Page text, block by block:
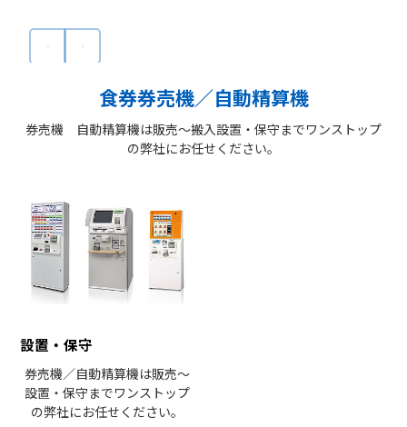
食券券売機／自動精算機
券売機 自動精算機は販売～搬入設置・保守までワンストップ
の弊社にお任せください。
設置・保守
券売機／自動精算機は販売～
設置・保守までワンストップ
の弊社にお任せください。